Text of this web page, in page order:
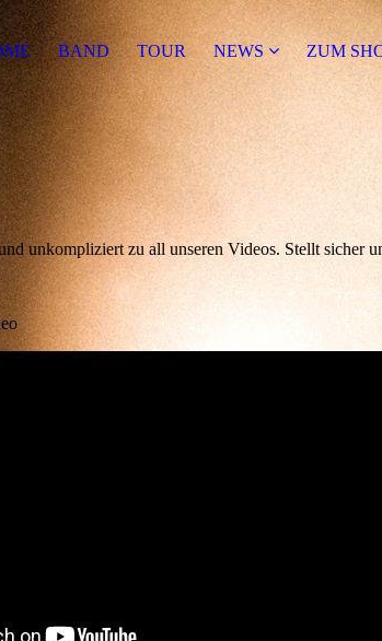
BAND TOUR NEWS ZUM
unkompliziert zu all unseren Videos. Stellt sicher